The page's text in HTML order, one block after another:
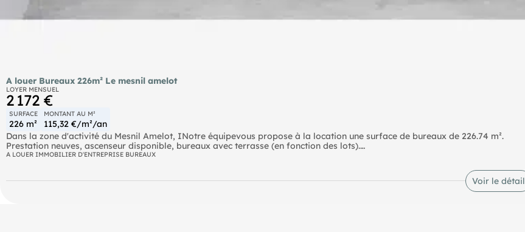
A louer Bureaux 226m² Le mesnil amelot
LOYER MENSUEL
2 172 €
SURFACE
226 m²
MONTANT AU M²
115,32 €/m²/an
Dans la zone d'activité du Mesnil Amelot, INotre équipevous propose à la location une surface de bureaux de 226.74 m².
Prestation neuves, ascenseur disponible, bureaux avec terrasse (en fonction des lots).
Bus 2101 - 2102 - 2161 - 2162 à proximité SNCF Ligne K : Mitry -Claye et Thieux-Nantouillet Autoroute A1 - N104 - N2 à
A LOUER IMMOBILIER D'ENTREPRISE BUREAUX
Voir le détail